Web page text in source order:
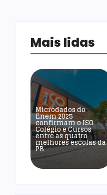
Mais lidas
Microdados do
Enem 2025
confirmam o ISO
Colégio e Cursos
entre as quatro
melhores escolas da
PB